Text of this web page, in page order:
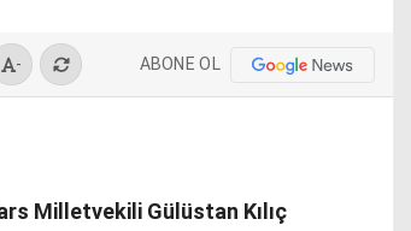
- ABONE OL
Milletvekili Gülüstan Kılıç